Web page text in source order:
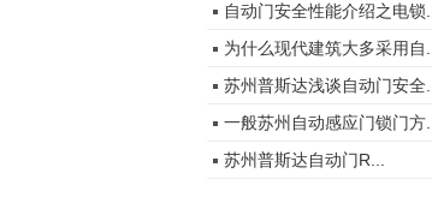
自动门安全性能介绍之电锁...
为什么现代建筑大多采用自...
苏州普斯达浅谈自动门安全...
一般苏州自动感应门锁门方...
苏州普斯达自动门R...